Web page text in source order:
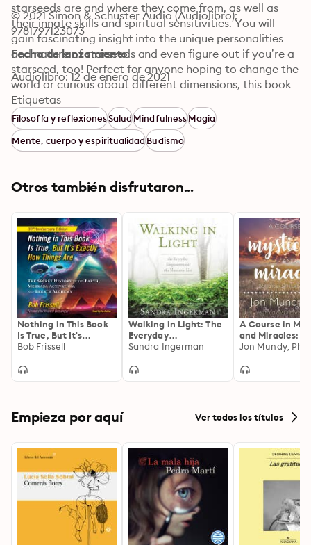
starseeds are and where they come from, as well as
their innate skills and spiritual sensitivities. You will
gain fascinating insight into the unique personalities
and nature of starseeds and even figure out if you’re a
starseed, too! Perfect for anyone hoping to change the
world or curious about different dimensions, this book
is an illuminating and enlightening look at life on a
higher plane of existence.
© 2021 Simon & Schuster Audio (Audiolibro):
9781797123073
Fecha de lanzamiento
Audiolibro: 12 de enero de 2021
Etiquetas
Filosofía y reflexionesSaludMindfulnessMagia
Mente, cuerpo y espiritualidadBudismo
Otros también disfrutaron...
Nothing in This Book
Is True, But It's
Exactly How Things
History of the Earth,
Bob Frissell
Walking in Light: The
Everyday
Empowerment of a
Sandra Ingerman
A Course in
and Miracles:
Your Spiritual
Jon Mundy, PhD
Empieza por aquí Ver todos los títulos